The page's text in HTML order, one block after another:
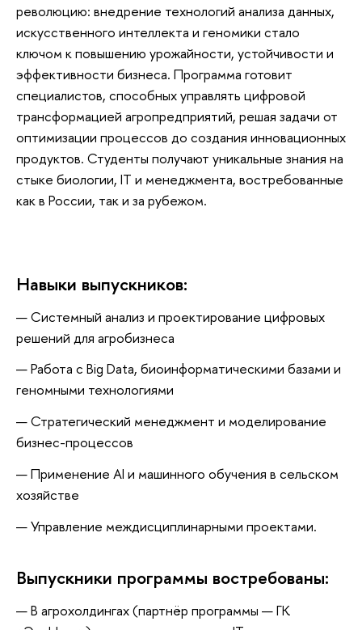
революцию: внедрение технологий анализа данных,
искусственного интеллекта и геномики стало
ключом к повышению урожайности, устойчивости и
эффективности бизнеса. Программа готовит
специалистов, способных управлять цифровой
трансформацией агропредприятий, решая задачи от
оптимизации процессов до создания инновационных
продуктов. Студенты получают уникальные знания на
стыке биологии, IT и менеджмента, востребованные
как в России, так и за рубежом.
Навыки выпускников:
Системный анализ и проектирование цифровых
решений для агробизнеса
Работа с Big Data, биоинформатическими базами и
геномными технологиями
Стратегический менеджмент и моделирование
бизнес-процессов
Применение AI и машинного обучения в сельском
хозяйстве
Управление междисциплинарными проектами.
Выпускники программы востребованы:
В агрохолдингах (партнёр программы — ГК